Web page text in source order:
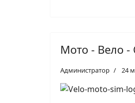
Мото - Вело
Администратор 24